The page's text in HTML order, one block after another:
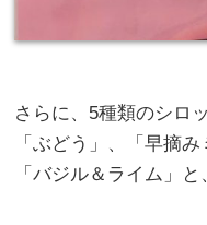
さらに、5種類のシロ
「ぶどう」、「早摘
「バジル＆ライム」